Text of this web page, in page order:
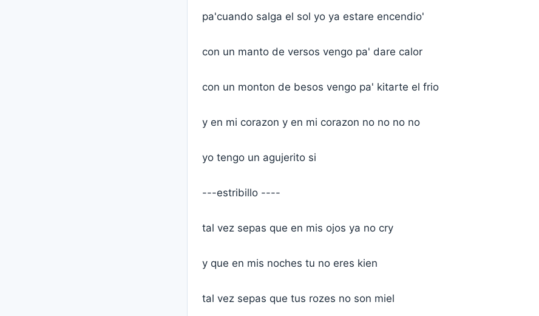
pa'cuando salga el sol yo ya estare encendio'
con un manto de versos vengo pa' dare calor
con un monton de besos vengo pa' kitarte el frio
y en mi corazon y en mi corazon no no no no
yo tengo un agujerito si
---estribillo ----
tal vez sepas que en mis ojos ya no cry
y que en mis noches tu no eres kien
tal vez sepas que tus rozes no son miel